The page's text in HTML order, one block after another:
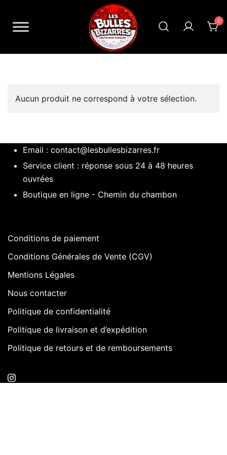
content
0
Aucun produit ne correspond à votre sélection.
Email : contact@lesbullesbizarres.fr
Service client : réponse sous 24 à 48 heures
ouvrées
Boutique en ligne - Chemin du chambon
Conditions de paiement
Conditions Générales de Vente (CGV)
Mentions Légales
Nous contacter
Politique de confidentialité
Politique de livraison et d’expédition
Politique de retours et de remboursements